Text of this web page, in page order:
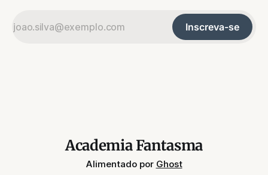
Inscreva-se
Academia Fantasma
Alimentado por Ghost